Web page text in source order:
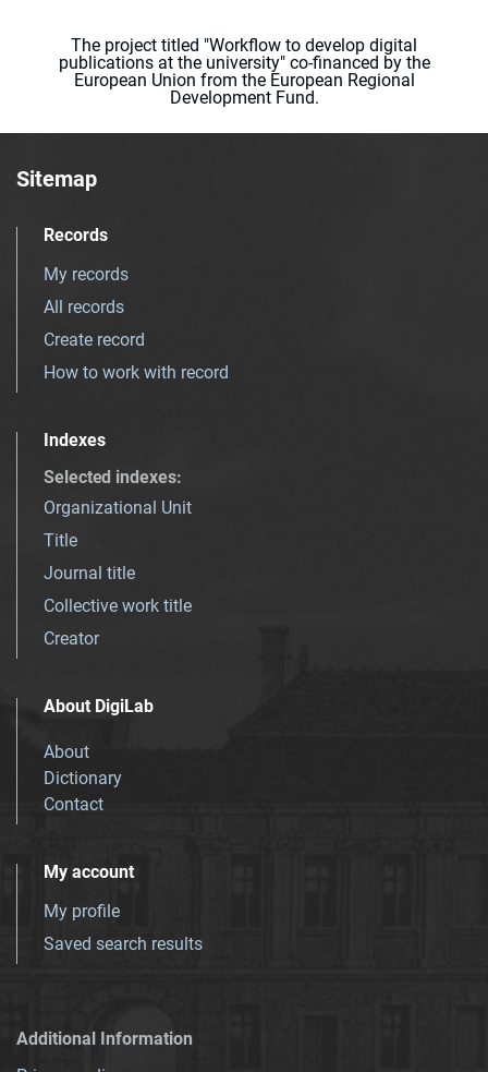
The project titled "Workflow to develop digital
publications at the university" co-financed by the
European Union from the European Regional
Development Fund.
Sitemap
Records
My records
All records
Create record
How to work with record
Indexes
Selected indexes:
Organizational Unit
Title
Journal title
Collective work title
Creator
About DigiLab
About
Dictionary
Contact
My account
My profile
Saved search results
Additional Information